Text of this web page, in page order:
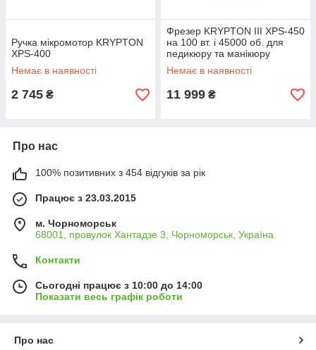
Ручка мікромотор KRYPTON
XPS-400
Немає в наявності
2 745 ₴
Фрезер KRYPTON III XPS-450
на 100 вт. і 45000 об. для
педикюру та манікюру
Немає в наявності
11 999 ₴
Про нас
100% позитивних з 454 відгуків за рік
Працює з 23.03.2015
м. Чорноморськ
68001, провулок Хантадзе 3, Чорноморськ, Україна
Контакти
Сьогодні працює з 10:00 до 14:00
Показати весь графік роботи
Про нас